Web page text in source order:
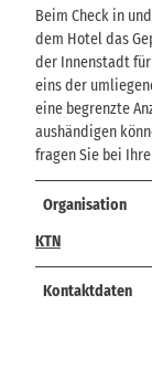
Beim Check in
dem Hotel das
der Innenstadt
eins der
eine begrenzte
aushändigen
fragen Sie bei
Organisation
KTN
Kontaktdaten